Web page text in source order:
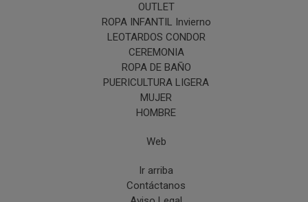
OUTLET
ROPA INFANTIL Invierno
LEOTARDOS CONDOR
CEREMONIA
ROPA DE BAÑO
PUERICULTURA LIGERA
MUJER
HOMBRE
Web
Ir arriba
Contáctanos